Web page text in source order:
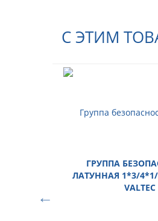
С ЭТИМ
ГРУППА
ЛАТУННАЯ 1*3/4*1/
VALTEC